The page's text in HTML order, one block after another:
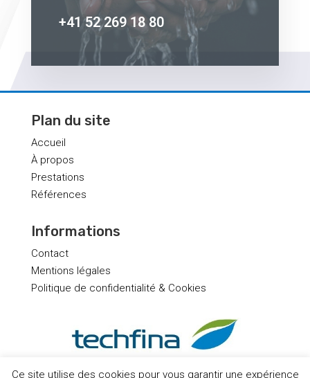
+41 52 269 18 80
Plan du site
Accueil
À propos
Prestations
Références
Informations
Contact
Mentions légales
Politique de confidentialité & Cookies
Ce site utilise des cookies pour vous garantir une expérience